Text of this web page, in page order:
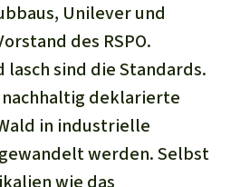
Unilever und
des RSPO.
sind die Standards.
deklarierte
in industrielle
werden. Selbst